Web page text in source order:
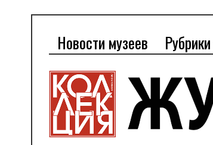
Новости музеев Рубрики